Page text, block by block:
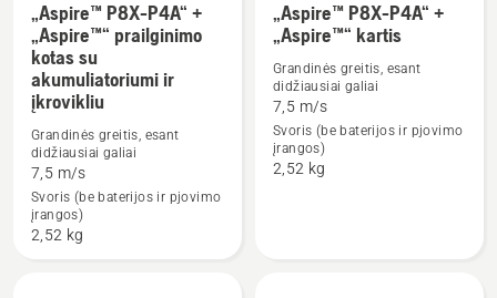
Žiūrėti
daugiau
detalių
„Aspire™
P8X-
P4A“
„Aspire™ P8X-P4A“ +
„Aspire™“ prailginimo
kotas su
akumuliatoriumi ir
įkrovikliu
Grandinės greitis, esant
didžiausiai galiai
7,5 m/s
Svoris (be baterijos ir pjovimo
įrangos)
2,52 kg
Žiūrėti
daugiau
detalių
apie
„Aspire™
P8X-
„Aspire™ P8X-P4A“ +
„Aspire™“ kartis
Grandinės greitis, esant
didžiausiai galiai
7,5 m/s
Svoris (be baterijos ir pjovimo
įrangos)
2,52 kg